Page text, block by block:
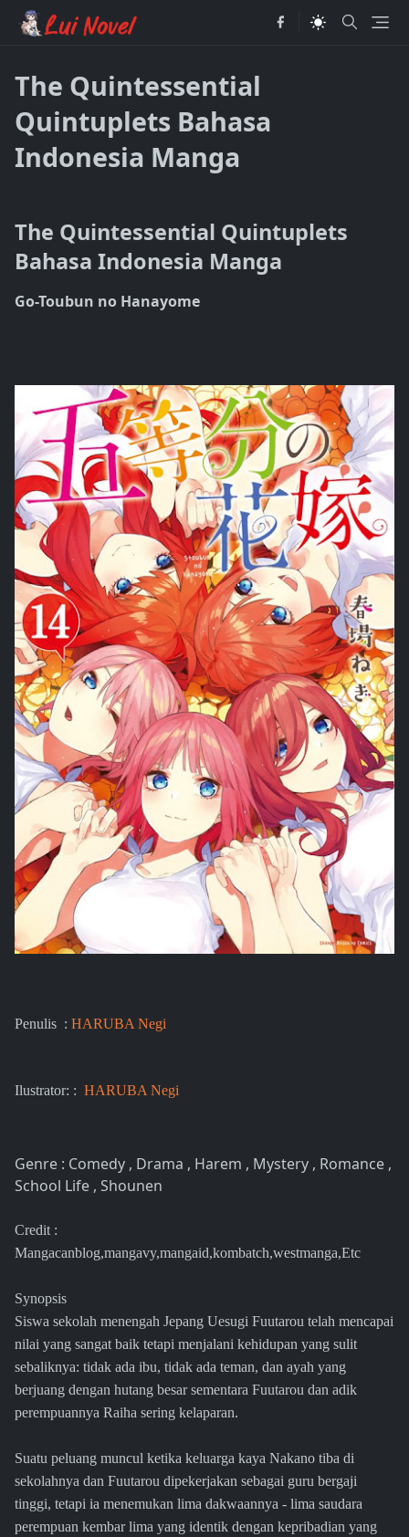
The Quintessential
Quintuplets Bahasa
Indonesia Manga
The Quintessential Quintuplets
Bahasa Indonesia Manga
Go-Toubun no Hanayome
Penulis : HARUBA Negi
Ilustrator: : HARUBA Negi
Genre : Comedy , Drama , Harem , Mystery , Romance ,
School Life , Shounen
Credit :
Mangacanblog,mangavy,mangaid,kombatch,westmanga,Etc
Synopsis
Siswa sekolah menengah Jepang Uesugi Fuutarou telah mencapai
nilai yang sangat baik tetapi menjalani kehidupan yang sulit
sebaliknya: tidak ada ibu, tidak ada teman, dan ayah yang
berjuang dengan hutang besar sementara Fuutarou dan adik
perempuannya Raiha sering kelaparan.
Suatu peluang muncul ketika keluarga kaya Nakano tiba di
sekolahnya dan Fuutarou dipekerjakan sebagai guru bergaji
tinggi, tetapi ia menemukan lima dakwaannya - lima saudara
perempuan kembar lima yang identik dengan kepribadian yang